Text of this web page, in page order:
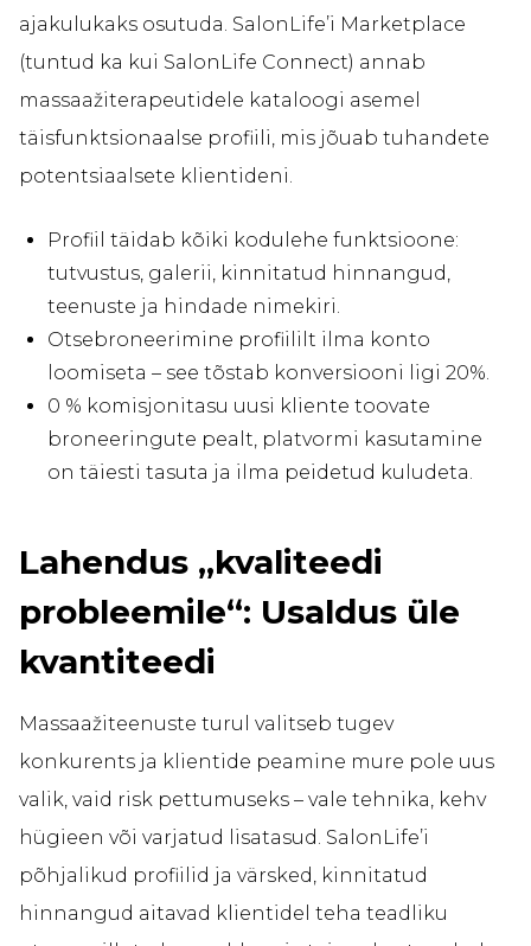
ajakulukaks osutuda. SalonLife’i Marketplace
(tuntud ka kui SalonLife Connect) annab
massaažiterapeutidele kataloogi asemel
täisfunktsionaalse profiili, mis jõuab tuhandete
potentsiaalsete klientideni.
Profiil täidab kõiki kodulehe funktsioone:
tutvustus, galerii, kinnitatud hinnangud,
teenuste ja hindade nimekiri.
Otsebroneerimine profiililt ilma konto
loomiseta – see tõstab konversiooni ligi 20%.
0 % komisjonitasu uusi kliente toovate
broneeringute pealt, platvormi kasutamine
on täiesti tasuta ja ilma peidetud kuludeta.
Lahendus „kvaliteedi
probleemile“: Usaldus üle
kvantiteedi
Massaažiteenuste turul valitseb tugev
konkurents ja klientide peamine mure pole uus
valik, vaid risk pettumuseks – vale tehnika, kehv
hügieen või varjatud lisatasud. SalonLife’i
põhjalikud profiilid ja värsked, kinnitatud
hinnangud aitavad klientidel teha teadliku